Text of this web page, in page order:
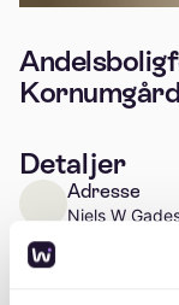
Detaljer
Adresse
Niels W